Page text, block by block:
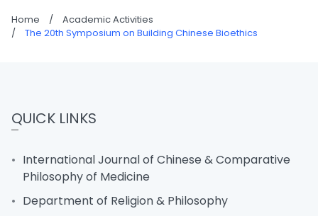
Home /
Academic Activities
/
The 20th Symposium on Building Chinese Bioethics
QUICK LINKS
International Journal of Chinese & Comparative
Philosophy of Medicine
Department of Religion & Philosophy